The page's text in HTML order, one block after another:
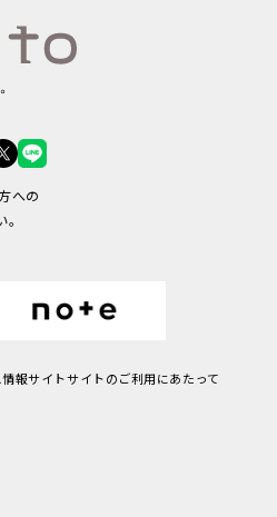
への
報サイトサイトのご利用にあたって